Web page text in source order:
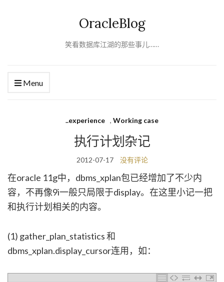
OracleBlog
笑看数据库江湖的那些事儿……
Menu
..experience , Working case
执行计划杂记
2012-07-17 没有评论
在oracle 11g中，dbms_xplan包已经增加了不少内
容，不再像9i一般只局限于display。在这里小记一把
和执行计划相关的内容。
(1) gather_plan_statistics 和
dbms_xplan.display_cursor连用，如：